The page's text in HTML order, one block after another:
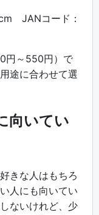
JANコード：
円～550円）で
途に合わせて選
向いてい
きな人はもちろ
人にも向いてい
ないけれど、少